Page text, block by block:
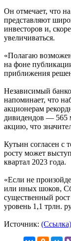
Он отмечает, что
представляют
инвесторов и,
увеличиваться.
«Полагаю
на фоне
приближения
Независимый
напоминает, что
акционерам
дивидендов — 565
акцию, что
Кутьин согласен с
росту может
квартал 2023 года.
«Если не
или иных шоков,
существенный
уровень 1,1 трлн.
Источник: (Ссылка)